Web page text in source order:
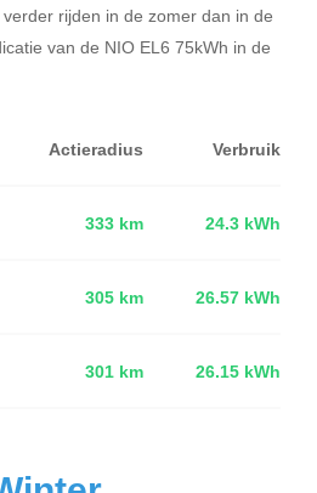
rijden in de zomer dan in de
van de NIO EL6 75kWh in de
Actieradius Verbruik
333 km 24.3 kWh
305 km 26.57 kWh
301 km 26.15 kWh